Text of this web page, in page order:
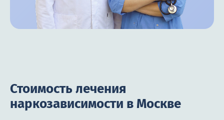
Стоимость лечения
наркозависимости в Москве